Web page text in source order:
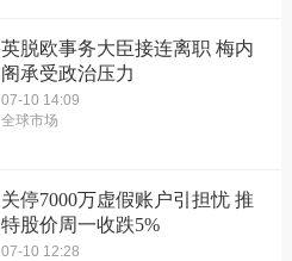
英脱欧事务大臣接连离职 梅内
阁承受政治压力
07-10 14:09
全球市场
关停7000万虚假账户引担忧 推
特股价周一收跌5%
07-10 12:28